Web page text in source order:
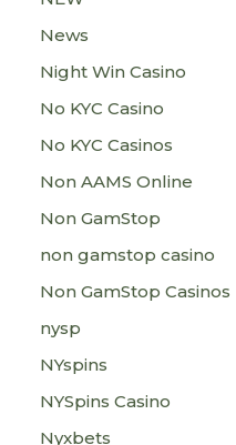
News
Night Win Casino
No KYC Casino
No KYC Casinos
Non AAMS Online
Non GamStop
non gamstop casino
Non GamStop Casinos
nysp
NYspins
NYSpins Casino
Nyxbets